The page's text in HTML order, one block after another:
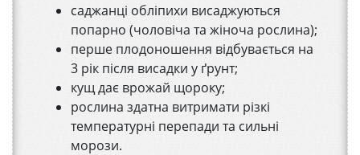
саджанці обліпихи висаджуються
попарно (чоловіча та жіноча рослина);
перше плодоношення відбувається на
3 рік після висадки у ґрунт;
кущ дає врожай щороку;
рослина здатна витримати різкі
температурні перепади та сильні
морози.